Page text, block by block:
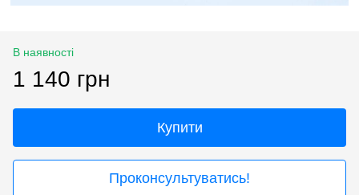
В наявності
1 140 грн
Купити
Проконсультуватись!